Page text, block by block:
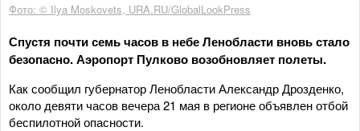
Фото: © Ilya Moskovets, URA.RU/GlobalLookPress
Спустя почти семь часов в небе Ленобласти вновь стало
безопасно. Аэропорт Пулково возобновляет полеты.
Как сообщил губернатор Ленобласти Александр Дрозденко,
около девяти часов вечера 21 мая в регионе объявлен отбой
беспилотной опасности.